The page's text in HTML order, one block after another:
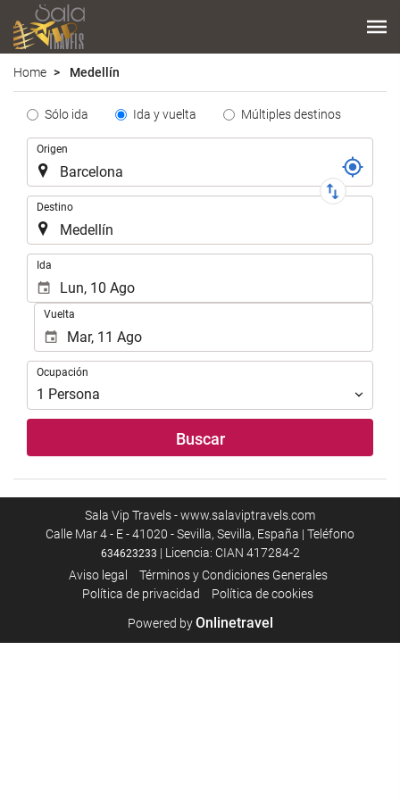
Home Medellín
Tipo
Trayecto
Sólo ida Ida y vuelta Múltiples destinos
Trayecto
Origen
Destino
Ida
Vuelta
Ocupación
Ocupación
1 Persona
Buscar
Sala Vip Travels - www.salaviptravels.com
Calle Mar 4 - E - 41020 - Sevilla, Sevilla, España | Teléfono
634623233 | Licencia: CIAN 417284-2
Aviso legal
Términos y Condiciones Generales
Política de privacidad
Política de cookies
Powered byOnlinetravel